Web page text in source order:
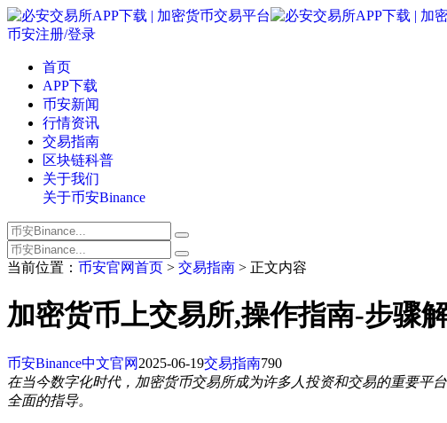
币安注册/登录
首页
APP下载
币安新闻
行情资讯
交易指南
区块链科普
关于我们
关于币安Binance
当前位置： 币安官网首页 > 交易指南 > 正文内容
加密货币上交易所,操作指南-步骤
币安Binance中文官网 2025-06-19交易指南790
在当今数字化时代，加密货币交易所成为许多人投资和交易的重要平
全面的指导。